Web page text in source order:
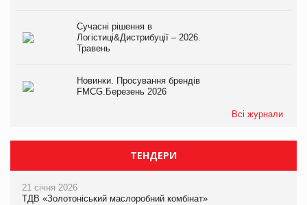
Сучасні рішення в
Логістиці&Дистрибуції – 2026.
Травень
Новинки. Просування брендів
FMCG.Березень 2026
Всі журнали
ТЕНДЕРИ
21 січня 2026
ТДВ «Золотоніський маслоробний комбінат»